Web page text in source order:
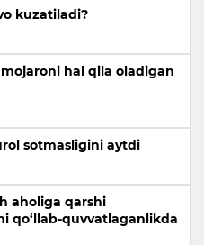
kuzatiladi?
hal qila oladigan
sotmasligini aytdi
aholiga qarshi
qo‘llab-quvvatlaganlikda